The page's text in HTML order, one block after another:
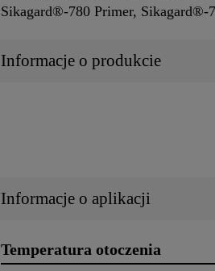
Sikagard®-780 Primer, Sikagard®-
Informacje o produkcie
Informacje o aplikacji
Temperatura otoczenia